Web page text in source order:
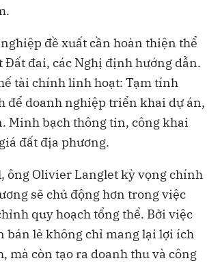
đề xuất cần hoàn thiện thể
Đất đai, các Nghị định hướng dẫn.
tài chính linh hoạt: Tạm tính
để doanh nghiệp triển khai dự án,
Minh bạch thông tin, công khai
đất địa phương.
ông Olivier Langlet kỳ vọng chính
sẽ chủ động hơn trong việc
quy hoạch tổng thể. Bởi việc
bán lẻ không chỉ mang lại lợi ích
mà còn tạo ra doanh thu và công